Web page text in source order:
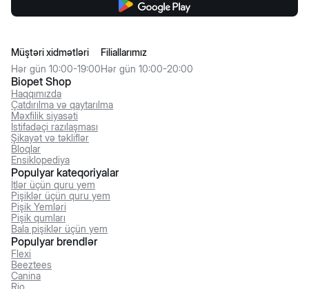
Biopet Shop
Haqqımızda
Çatdırılma və qaytarılma
Məxfilik siyasəti
İstifadəçi razılaşması
Şikayət və təkliflər
Bloqlar
Ensiklopediya
Müştəri xidmətləri
Hər gün 10:00-19:00
Filiallarımız
Hər gün 10:00-20:00
Populyar kateqoriyalar
İtlər üçün quru yem
Pişiklər üçün quru yem
Pişik Yemləri
Pişik qumları
Bala pişiklər üçün yem
Populyar brendlər
Flexi
Beeztees
Canina